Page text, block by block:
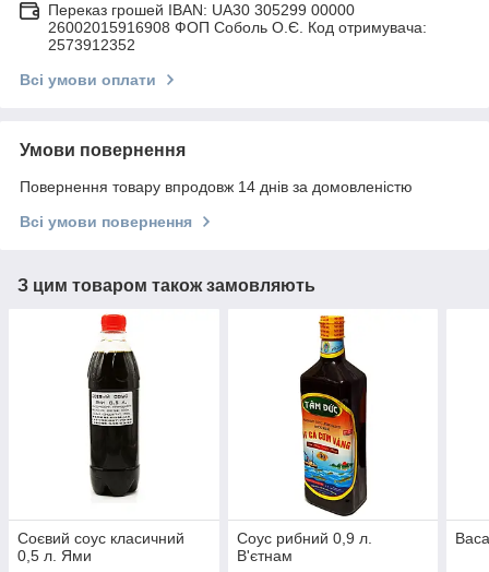
Переказ грошей IBAN: UA30 305299 00000
26002015916908 ФОП Соболь О.Є. Код отримувача:
2573912352
Всі умови оплати
Умови повернення
Повернення товару впродовж 14 днів за домовленістю
Всі умови повернення
З цим товаром також замовляють
Соєвий соус класичний
0,5 л. Ями
Соус рибний 0,9 л.
В'єтнам